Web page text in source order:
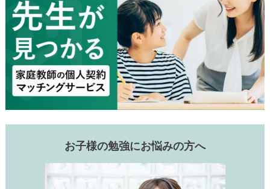
お子様の勉強にお悩みの方へ